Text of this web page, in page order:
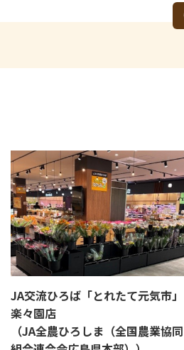
JA交流ひろば「とれたて元気市」
楽々園店
（JA全農ひろしま（全国農業協同